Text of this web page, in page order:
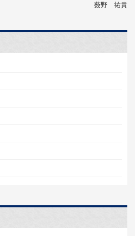
薮野 祐貴